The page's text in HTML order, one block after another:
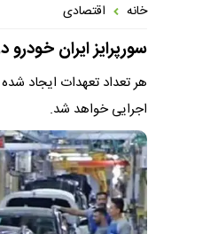
خانه اقتصادی
سورپرایز ایران
هر تعداد تعهدات ایجاد
اجرایی خواهد شد.